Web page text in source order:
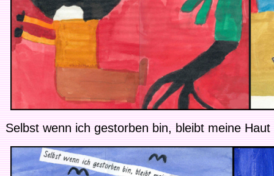
Selbst wenn ich gestorben bin, bleibt meine